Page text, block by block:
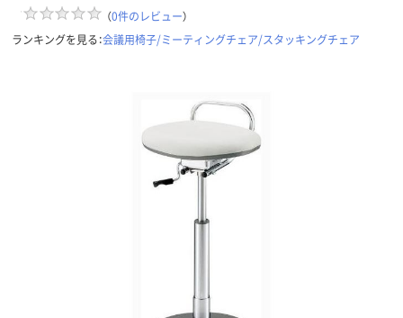
（0件のレビュー）
ランキングを見る：会議用椅子/ミーティングチェア/スタッキングチェア